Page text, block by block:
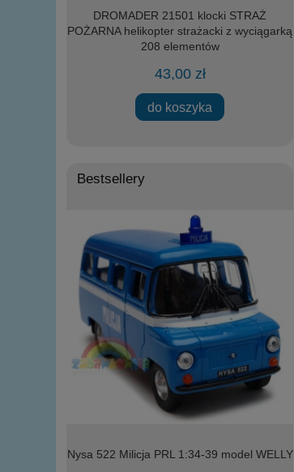
DROMADER 21501 klocki STRAŻ
POŻARNA helikopter strażacki z wyciągarką
208 elementów
43,00 zł
do koszyka
Bestsellery
Nysa 522 Milicja PRL 1:34-39 model WELLY